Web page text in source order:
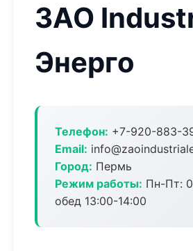
ЗАО
Энерго
Телефон: +7-920-883-
Email:
Город: Пермь
Режим работы: Пн-Пт:
обед 13:00-14:00